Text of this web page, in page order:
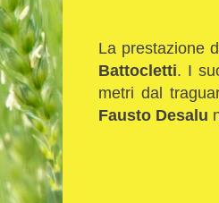
La prestazione
Battocletti. I
metri dal
Fausto Desalu